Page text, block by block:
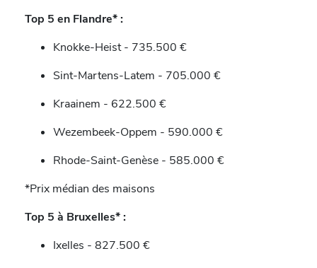
Top 5 en Flandre* :
Knokke-Heist - 735.500 €
Sint-Martens-Latem - 705.000 €
Kraainem - 622.500 €
Wezembeek-Oppem - 590.000 €
Rhode-Saint-Genèse - 585.000 €
*Prix médian des maisons
Top 5 à Bruxelles* :
Ixelles - 827.500 €